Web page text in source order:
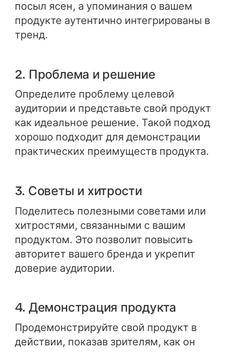
посыл ясен, а упоминания о вашем
продукте аутентично интегрированы в
тренд.
2. Проблема и решение
Определите проблему целевой
аудитории и представьте свой продукт
как идеальное решение. Такой подход
хорошо подходит для демонстрации
практических преимуществ продукта.
3. Советы и хитрости
Поделитесь полезными советами или
хитростями, связанными с вашим
продуктом. Это позволит повысить
авторитет вашего бренда и укрепит
доверие аудитории.
4. Демонстрация продукта
Продемонстрируйте свой продукт в
действии, показав зрителям, как он